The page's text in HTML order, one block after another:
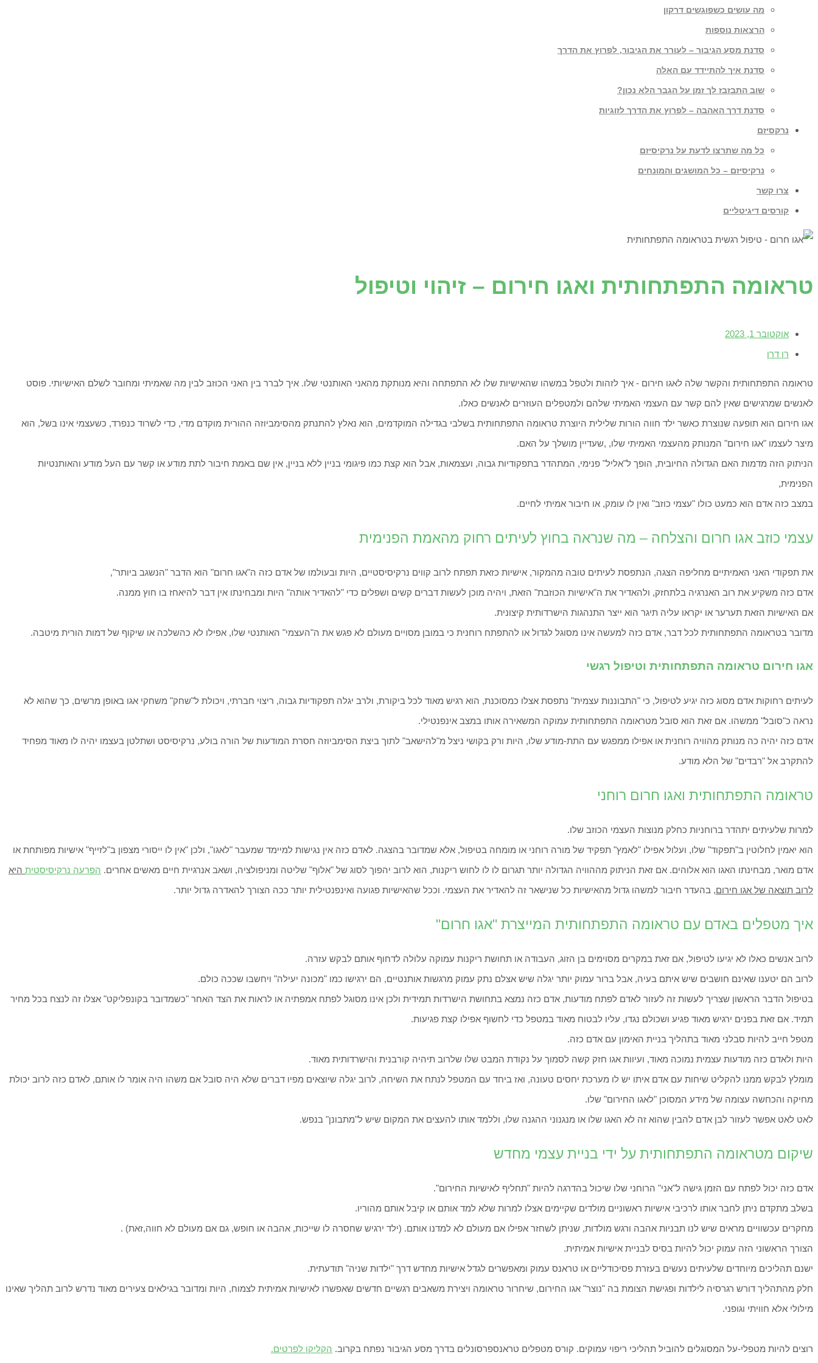
מה עושים כשפוגשים דרקון
הרצאות נוספות
סדנת מסע הגיבור – לעורר את הגיבור, לפרוץ את הדרך
סדנת איך להתיידד עם האלה
שוב התבזבז לך זמן על הגבר הלא נכון?
סדנת דרך האהבה – לפרוץ את הדרך לזוגיות
נרקסיזם
כל מה שתרצו לדעת על נרקיסיזם
נרקיסיזם – כל המושגים והמונחים
צרו קשר
קורסים דיגיטליים
טראומה התפתחותית ואגו חירום – זיהוי וטיפול
אוקטובר 1, 2023
רן דרן
טראומה התפתחותית והקשר שלה לאגו חירום - איך לזהות ולטפל במשהו שהאישיות שלו לא התפתחה והיא מנותקת מהאני האותנטי שלו. איך לברר בין האני הכוזב לבין מה שאמיתי ומחובר לשלם האישיותי. פוסט
לאנשים שמרגישים שאין להם קשר עם העצמי האמיתי שלהם ולמטפלים העוזרים לאנשים כאלו.
אגו חירום הוא תופעה שנוצרת כאשר ילד חווה הורות שלילית היוצרת טראומה התפתחותית בשלבי בגדילה המוקדמים, הוא נאלץ להתנתק מהסימביוזה ההורית מוקדם מדי, כדי לשרוד כנפרד, כשעצמי אינו בשל, הוא
מיצר לעצמו "אגו חירום" המנותק מהעצמי האמיתי שלו, ,שעדיין מושלך על האם.
הניתוק הזה מדמות האם הגדולה החיובית, הופך ל"אליל" פנימי, המתהדר בתפקודיות גבוה, ועצמאות, אבל הוא קצת כמו פיגומי בניין ללא בניין, אין שם באמת חיבור לתת מודע או קשר עם העל מודע והאותנטיות
הפנימית,
במצב כזה אדם הוא כמעט כולו "עצמי כוזב" ואין לו עומק, או חיבור אמיתי לחיים.
עצמי כוזב אגו חרום והצלחה – מה שנראה בחוץ לעיתים רחוק מהאמת הפנימית
את תפקודי האני האמיתיים מחליפה הצגה, הנתפסת לעיתים טובה מהמקור, אישיות כזאת תפתח לרוב קווים נרקיסיסטיים, היות ובעולמו של אדם כזה ה"אגו חרום" הוא הדבר "הנשגב ביותר",
אדם כזה משקיע את רוב האנרגיה בלתחזק, ולהאדיר את ה"אישיות הכוזבת" הזאת, ויהיה מוכן לעשות דברים קשים ושפלים כדי "להאדיר אותה" היות ומבחינתו אין דבר להיאחז בו חוץ ממנה.
אם האישיות הזאת תערער או יקראו עליה תיגר הוא ייצר התנהגות הישרדותית קיצונית.
מדובר בטראומה התפתחותית לכל דבר, אדם כזה למעשה אינו מסוגל לגדול או להתפתח רוחנית כי במובן מסויים מעולם לא פגש את ה"העצמי" האותנטי שלו, אפילו לא כהשלכה או שיקוף של דמות הורית מיטבה.
אגו חירום טראומה התפתחותית וטיפול רגשי
לעיתים רחוקות אדם מסוג כזה יגיע לטיפול, כי "התבוננות עצמית" נתפסת אצלו כמסוכנת, הוא רגיש מאוד לכל ביקורת, ולרב יגלה תפקודיות גבוה, ריצוי חברתי, ויכולת ל"שחק" משחקי אגו באופן מרשים, כך שהוא לא
נראה כ"סובל" ממשהו. אם זאת הוא סובל מטראומה התפתחותית עמוקה המשאירה אותו במצב אינפנטילי.
אדם כזה יהיה כה מנותק מהוויה רוחנית או אפילו ממפגש עם התת-מודע שלו, היות ורק בקושי ניצל מ"להישאב" לתוך ביצת הסימביוזה חסרת המודעות של הורה בולע, נרקיסיסט ושתלטן בעצמו יהיה לו מאוד מפחיד
להתקרב אל "רבדים" של הלא מודע.
טראומה התפתחותית ואגו חרום רוחני
למרות שלעיתים יתהדר ברוחניות כחלק מנוצות העצמי הכוזב שלו.
הוא יאמין לחלוטין ב"תפקוד" שלו, ועלול אפילו "לאמץ" תפקיד של מורה רוחני או מומחה בטיפול, אלא שמדובר בהצגה. לאדם כזה אין נגישות למיימד שמעבר "לאגו", ולכן "אין לו ייסורי מצפון ב"לזייף" אישיות מפותחת או
אדם מואר, מבחינתו האגו הוא אלוהים. אם זאת הניתוק מההוויה הגדולה יותר תגרום לו לו לחוש ריקנות, הוא לרוב יהפוך לסוג של "אלוף" שליטה ומניפולציה, ושאב אנרגיית חיים מאשים אחרים. הפרעה נרקיסיסטית היא
לרוב תוצאה של אגו חירום, בהעדר חיבור למשהו גדול מהאישיות כל שנישאר זה להאדיר את העצמי. וככל שהאישיות פגועה ואינפנטילית יותר ככה הצורך להאדרה גדול יותר.
איך מטפלים באדם עם טראומה התפתחותית המייצרת "אגו חרום"
לרוב אנשים כאלו לא יגיעו לטיפול, אם זאת במקרים מסוימים בן הזוג, העבודה או תחושת ריקנות עמוקה עלולה לדחוף אותם לבקש עזרה.
לרוב הם יטענו שאינם חושבים שיש איתם בעיה, אבל ברור עמוק יותר יגלה שיש אצלם נתק עמוק מרגשות אותנטיים, הם ירגישו כמו "מכונה יעילה" ויחשבו שככה כולם.
בטיפול הדבר הראשון שצריך לעשות זה לעזור לאדם לפתח מודעות, אדם כזה נמצא בתחושת הישרדות תמידית ולכן אינו מסוגל לפתח אמפתיה או לראות את הצד האחר "כשמדובר בקונפליקט" אצלו זה לנצח בכל מחיר
תמיד. אם זאת בפנים ירגיש מאוד פגיע ושכולם נגדו, עליו לבטוח מאוד במטפל כדי לחשוף אפילו קצת פגיעות.
מטפל חייב להיות סבלני מאוד בתהליך בניית האימון עם אדם כזה.
היות ולאדם כזה מודעות עצמית נמוכה מאוד, ועיוות אגו חזק קשה לסמוך על נקודת המבט שלו שלרוב תיהיה קורבנית והישרדותית מאוד.
מומלץ לבקש ממנו להקליט שיחות עם אדם איתו יש לו מערכת יחסים טעונה, ואז ביחד עם המטפל לנתח את השיחה, לרוב יגלה שיוצאים מפיו דברים שלא היה סובל אם משהו היה אומר לו אותם, לאדם כזה לרוב יכולת
מחיקה והכחשה עצומה של מידע המסוכן "לאגו החירום" שלו.
לאט לאט אפשר לעזור לבן אדם להבין שהוא זה לא האגו שלו או מנגנוני ההגנה שלו, וללמד אותו להעצים את המקום שיש ל"מתבונן" בנפש.
שיקום מטראומה התפתחותית על ידי בניית עצמי מחדש
אדם כזה יכול לפתח עם הזמן גישה ל"אני" הרוחני שלו שיכול בהדרגה להיות "תחליף לאישיות החירום".
בשלב מתקדם ניתן לחבר אותו לרכיבי אישיות ראשוניים מולדים שקיימים אצלו למרות שלא למד אותם או קיבל אותם מהוריו.
מחקרים עכשוויים מראים שיש לנו תבניות אהבה ורגש מולדות, שניתן לשחזר אפילו אם מעולם לא למדנו אותם. (ילד ירגיש שחסרה לו שייכות, אהבה או חופש, גם אם מעולם לא חווה,זאת) .
הצורך הראשוני הזה עמוק יכול להיות בסיס לבניית אישיות אמיתית.
ישנם תהליכים מיוחדים שלעיתים נעשים בעזרת פסיכודליים או טראנס עמוק ומאפשרים לגדל אישיות מחדש דרך "ילדות שניה" תודעתית.
חלק מהתהליך דורש רגרסיה לילדות ופגישת הצומת בה "נוצר" אגו החירום, שיחרור טראומה ויצירת משאבים רגשיים חדשים שאפשרו לאישיות אמיתית לצמוח, היות ומדובר בגילאים צעירים מאוד נדרש לרוב תהליך שאינו
מילולי אלא חוויתי וגופני.
רוצים להיות מטפלי-על המסוגלים להוביל תהליכי ריפוי עמוקים. קורס מטפלים טראנספרסונלים בדרך מסע הגיבור נפתח בקרוב. הקליקו לפרטים.